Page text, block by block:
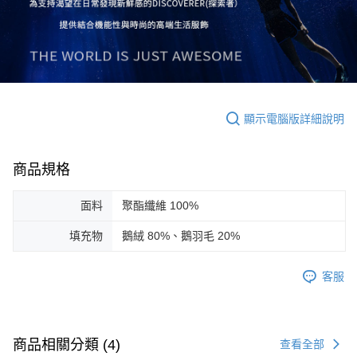
顯示電腦版詳細說明
商品規格
面料 聚酯纖維 100%
填充物 鵝絨 80%、鵝羽毛 20%
客服
商品相關分類 (4) 查看全部